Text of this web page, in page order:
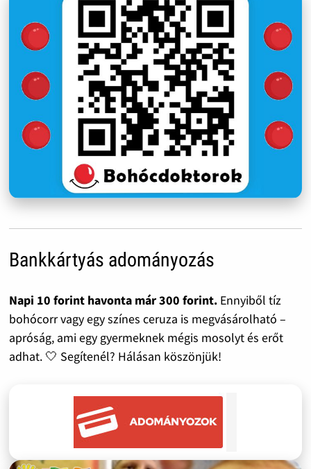
Bankkártyás adományozás
Napi 10 forint havonta már 300 forint.Ennyiből tíz
bohócorr vagy egy színes ceruza is megvásárolható –
apróság, ami egy gyermeknek mégis mosolyt és erőt
adhat. 🤍 Segítenél? Hálásan köszönjük!